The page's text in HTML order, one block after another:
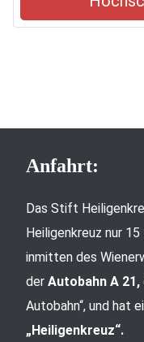
Anfahrt:
Das Stift
Heiligenkreuz nur
inmitten des
der Autobahn A 21,
Autobahn“, und hat
„Heiligenkreuz“.